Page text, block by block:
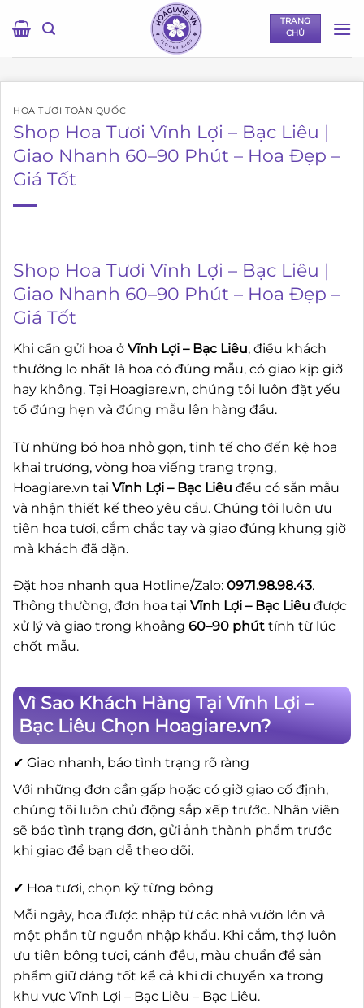
qua
TRANG
CHỦ
HOA TƯƠI TOÀN QUỐC
Shop Hoa Tươi Vĩnh Lợi – Bạc Liêu |
Giao Nhanh 60–90 Phút – Hoa Đẹp –
Giá Tốt
Shop Hoa Tươi Vĩnh Lợi – Bạc Liêu |
Giao Nhanh 60–90 Phút – Hoa Đẹp –
Giá Tốt
Khi cần gửi hoa ở Vĩnh Lợi – Bạc Liêu, điều khách
thường lo nhất là hoa có đúng mẫu, có giao kịp giờ
hay không. Tại Hoagiare.vn, chúng tôi luôn đặt yếu
tố đúng hẹn và đúng mẫu lên hàng đầu.
Từ những bó hoa nhỏ gọn, tinh tế cho đến kệ hoa
khai trương, vòng hoa viếng trang trọng,
Hoagiare.vn tại Vĩnh Lợi – Bạc Liêu đều có sẵn mẫu
và nhận thiết kế theo yêu cầu. Chúng tôi luôn ưu
tiên hoa tươi, cắm chắc tay và giao đúng khung giờ
mà khách đã dặn.
Đặt hoa nhanh qua Hotline/Zalo: 0971.98.98.43.
Thông thường, đơn hoa tại Vĩnh Lợi – Bạc Liêu được
xử lý và giao trong khoảng 60–90 phút tính từ lúc
chốt mẫu.
Vì Sao Khách Hàng Tại Vĩnh Lợi –
Bạc Liêu Chọn Hoagiare.vn?
✔ Giao nhanh, báo tình trạng rõ ràng
Với những đơn cần gấp hoặc có giờ giao cố định,
chúng tôi luôn chủ động sắp xếp trước. Nhân viên
sẽ báo tình trạng đơn, gửi ảnh thành phẩm trước
khi giao để bạn dễ theo dõi.
✔ Hoa tươi, chọn kỹ từng bông
Mỗi ngày, hoa được nhập từ các nhà vườn lớn và
một phần từ nguồn nhập khẩu. Khi cắm, thợ luôn
ưu tiên bông tươi, cánh đều, màu chuẩn để sản
phẩm giữ dáng tốt kể cả khi di chuyển xa trong
khu vực Vĩnh Lợi – Bạc Liêu – Bạc Liêu.